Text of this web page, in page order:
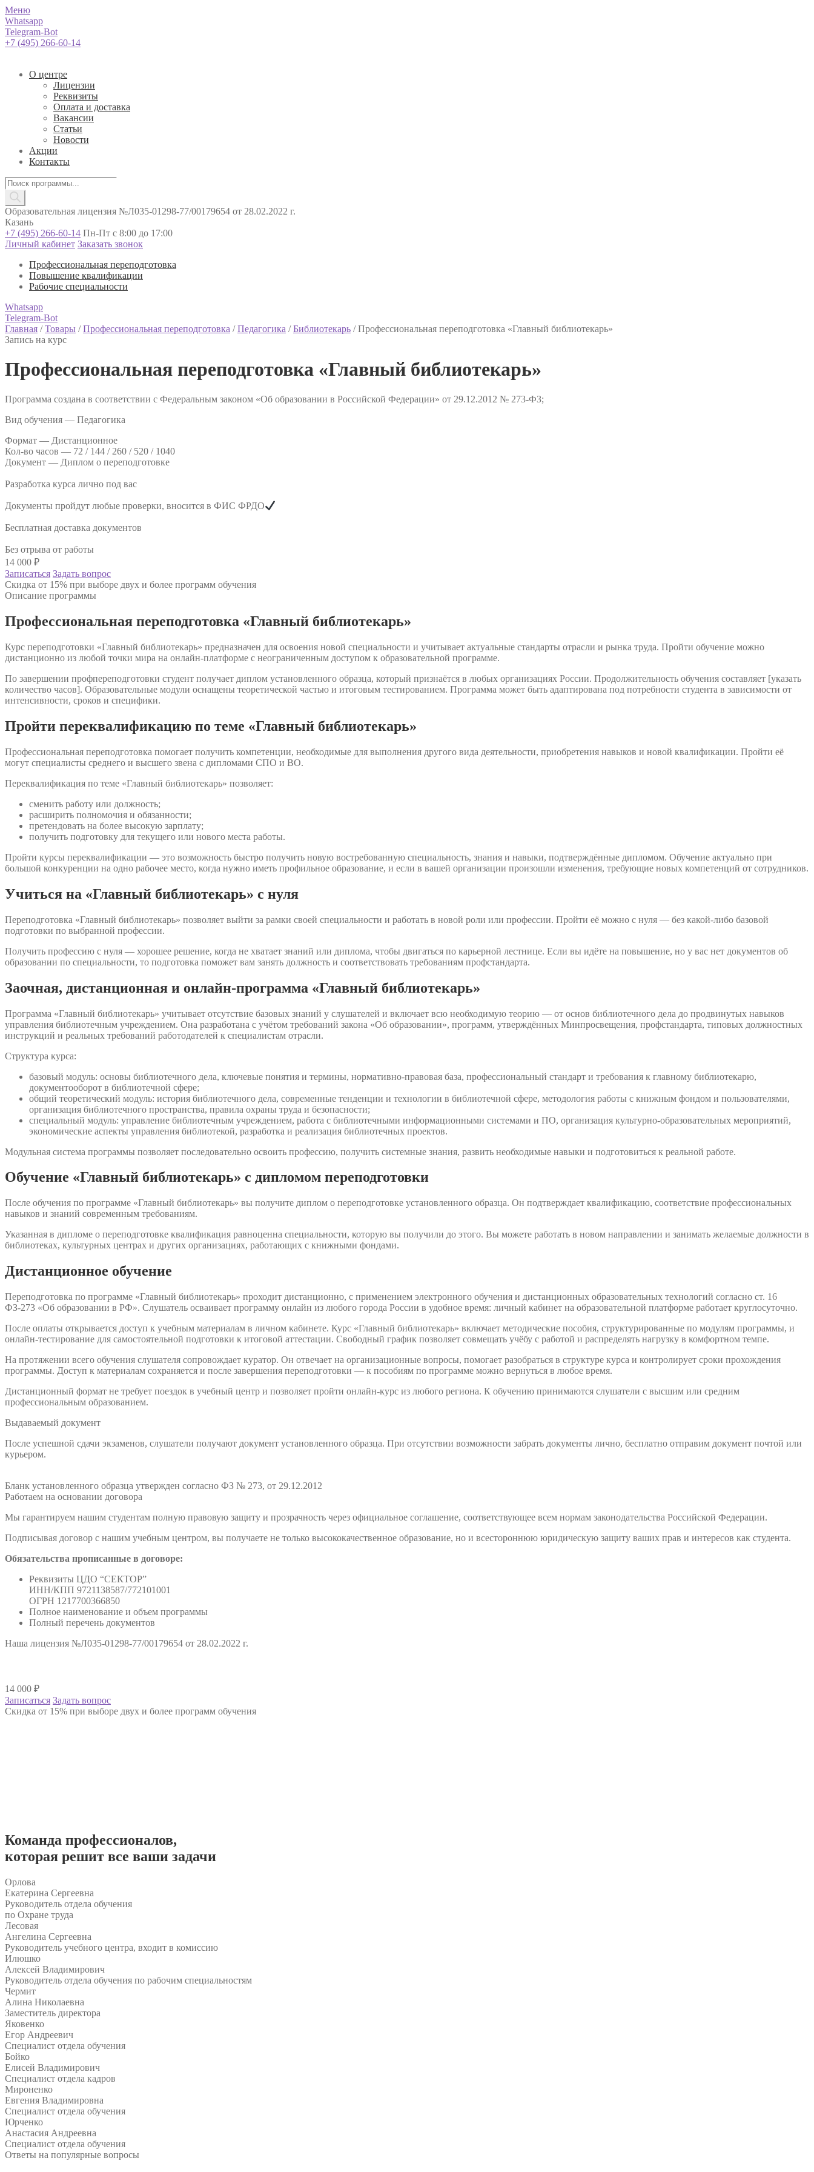
Меню
Whatsapp
Telegram-Bot
+7 (495) 266-60-14
О центре
Лицензии
Реквизиты
Оплата и доставка
Вакансии
Статьи
Новости
Акции
Контакты
Поиск
товаров
Образовательная лицензия №Л035-01298-77/00179654 от 28.02.2022 г.
Казань
+7 (495) 266-60-14 Пн-Пт с 8:00 до 17:00
Личный кабинет Заказать звонок
Профессиональная переподготовка
Повышение квалификации
Рабочие специальности
Whatsapp
Telegram-Bot
Главная /Товары /Профессиональная переподготовка /Педагогика /Библиотекарь /Профессиональная переподготовка «Главный библиотекарь»
Запись на курс
Профессиональная переподготовка «Главный библиотекарь»
Программа создана в соответствии с Федеральным законом «Об образовании в Российской Федерации» от 29.12.2012 № 273-ФЗ;
Вид обучения — Педагогика
Формат — Дистанционное
Кол-во часов — 72 / 144 / 260 / 520 / 1040
Документ — Диплом о переподготовке
Разработка курса лично под вас
Документы пройдут любые проверки, вносится в ФИС ФРДО
Бесплатная доставка документов
Без отрыва от работы
14 000 ₽
Записаться Задать вопрос
Скидка от 15% при выборе двух и более программ обучения
Описание программы
Профессиональная переподготовка «Главный библиотекарь»
Курс переподготовки «Главный библиотекарь» предназначен для освоения новой специальности и учитывает актуальные стандарты отрасли и рынка труда. Пройти обучение можно
дистанционно из любой точки мира на онлайн-платформе с неограниченным доступом к образовательной программе.
По завершении профпереподготовки студент получает диплом установленного образца, который признаётся в любых организациях России. Продолжительность обучения составляет [указать
количество часов]. Образовательные модули оснащены теоретической частью и итоговым тестированием. Программа может быть адаптирована под потребности студента в зависимости от
интенсивности, сроков и специфики.
Пройти переквалификацию по теме «Главный библиотекарь»
Профессиональная переподготовка помогает получить компетенции, необходимые для выполнения другого вида деятельности, приобретения навыков и новой квалификации. Пройти её
могут специалисты среднего и высшего звена с дипломами СПО и ВО.
Переквалификация по теме «Главный библиотекарь» позволяет:
сменить работу или должность;
расширить полномочия и обязанности;
претендовать на более высокую зарплату;
получить подготовку для текущего или нового места работы.
Пройти курсы переквалификации — это возможность быстро получить новую востребованную специальность, знания и навыки, подтверждённые дипломом. Обучение актуально при
большой конкуренции на одно рабочее место, когда нужно иметь профильное образование, и если в вашей организации произошли изменения, требующие новых компетенций от сотрудников.
Учиться на «Главный библиотекарь» с нуля
Переподготовка «Главный библиотекарь» позволяет выйти за рамки своей специальности и работать в новой роли или профессии. Пройти её можно с нуля — без какой-либо базовой
подготовки по выбранной профессии.
Получить профессию с нуля — хорошее решение, когда не хватает знаний или диплома, чтобы двигаться по карьерной лестнице. Если вы идёте на повышение, но у вас нет документов об
образовании по специальности, то подготовка поможет вам занять должность и соответствовать требованиям профстандарта.
Заочная, дистанционная и онлайн-программа «Главный библиотекарь»
Программа «Главный библиотекарь» учитывает отсутствие базовых знаний у слушателей и включает всю необходимую теорию — от основ библиотечного дела до продвинутых навыков
управления библиотечным учреждением. Она разработана с учётом требований закона «Об образовании», программ, утверждённых Минпросвещения, профстандарта, типовых должностных
инструкций и реальных требований работодателей к специалистам отрасли.
Структура курса:
базовый модуль: основы библиотечного дела, ключевые понятия и термины, нормативно-правовая база, профессиональный стандарт и требования к главному библиотекарю,
документооборот в библиотечной сфере;
общий теоретический модуль: история библиотечного дела, современные тенденции и технологии в библиотечной сфере, методология работы с книжным фондом и пользователями,
организация библиотечного пространства, правила охраны труда и безопасности;
специальный модуль: управление библиотечным учреждением, работа с библиотечными информационными системами и ПО, организация культурно-образовательных мероприятий,
экономические аспекты управления библиотекой, разработка и реализация библиотечных проектов.
Модульная система программы позволяет последовательно освоить профессию, получить системные знания, развить необходимые навыки и подготовиться к реальной работе.
Обучение «Главный библиотекарь» с дипломом переподготовки
После обучения по программе «Главный библиотекарь» вы получите диплом о переподготовке установленного образца. Он подтверждает квалификацию, соответствие профессиональных
навыков и знаний современным требованиям.
Указанная в дипломе о переподготовке квалификация равноценна специальности, которую вы получили до этого. Вы можете работать в новом направлении и занимать желаемые должности в
библиотеках, культурных центрах и других организациях, работающих с книжными фондами.
Дистанционное обучение
Переподготовка по программе «Главный библиотекарь» проходит дистанционно, с применением электронного обучения и дистанционных образовательных технологий согласно ст. 16
ФЗ-273 «Об образовании в РФ». Слушатель осваивает программу онлайн из любого города России в удобное время: личный кабинет на образовательной платформе работает круглосуточно.
После оплаты открывается доступ к учебным материалам в личном кабинете. Курс «Главный библиотекарь» включает методические пособия, структурированные по модулям программы, и
онлайн-тестирование для самостоятельной подготовки к итоговой аттестации. Свободный график позволяет совмещать учёбу с работой и распределять нагрузку в комфортном темпе.
На протяжении всего обучения слушателя сопровождает куратор. Он отвечает на организационные вопросы, помогает разобраться в структуре курса и контролирует сроки прохождения
программы. Доступ к материалам сохраняется и после завершения переподготовки — к пособиям по программе можно вернуться в любое время.
Дистанционный формат не требует поездок в учебный центр и позволяет пройти онлайн-курс из любого региона. К обучению принимаются слушатели с высшим или средним
профессиональным образованием.
Выдаваемый документ
После успешной сдачи экзаменов, слушатели получают документ установленного образца. При отсутствии возможности забрать документы лично, бесплатно отправим документ почтой или
курьером.
Бланк установленного образца утвержден согласно ФЗ № 273, от 29.12.2012
Работаем на основании договора
Мы гарантируем нашим студентам полную правовую защиту и прозрачность через официальное соглашение, соответствующее всем нормам законодательства Российской Федерации.
Подписывая договор с нашим учебным центром, вы получаете не только высококачественное образование, но и всестороннюю юридическую защиту ваших прав и интересов как студента.
Обязательства прописанные в договоре:
Реквизиты ЦДО “СЕКТОР”
ИНН/КПП 9721138587/772101001
ОГРН 1217700366850
Полное наименование и объем программы
Полный перечень документов
Наша лицензия №Л035-01298-77/00179654 от 28.02.2022 г.
14 000 ₽
Записаться Задать вопрос
Скидка от 15% при выборе двух и более программ обучения
Команда профессионалов,
которая решит все ваши задачи
Орлова
Екатерина Сергеевна
Руководитель отдела обучения
по Охране труда
Лесовая
Ангелина Сергеевна
Руководитель учебного центра, входит в комиссию
Илюшко
Алексей Владимирович
Руководитель отдела обучения по рабочим специальностям
Чермит
Алина Николаевна
Заместитель директора
Яковенко
Егор Андреевич
Специалист отдела обучения
Бойко
Елисей Владимирович
Специалист отдела кадров
Мироненко
Евгения Владимировна
Специалист отдела обучения
Юрченко
Анастасия Андреевна
Специалист отдела обучения
Ответы на популярные вопросы